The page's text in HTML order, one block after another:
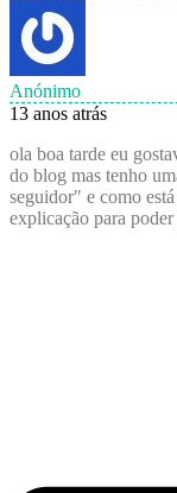
Anónimo
13 anos atrás
ola boa tarde eu
do blog mas tenho
seguidor" e como
explicação para